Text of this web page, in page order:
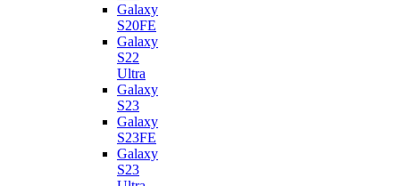
Galaxy
S20FE
Galaxy
S22
Ultra
Galaxy
S23
Galaxy
S23FE
Galaxy
S23